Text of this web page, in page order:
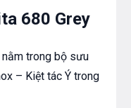
680 Grey
nằm trong bộ sưu
– Kiệt tác Ý trong